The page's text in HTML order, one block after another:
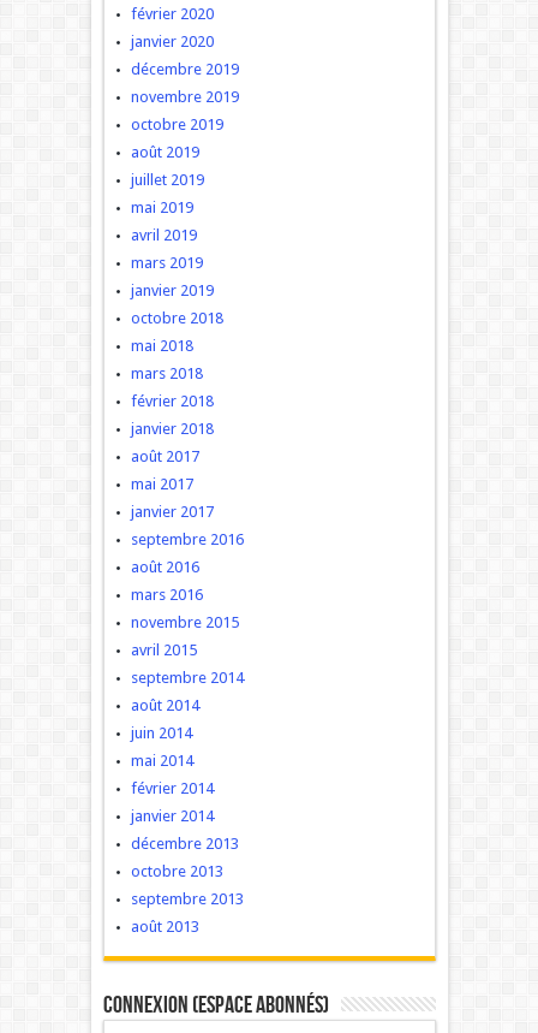
février 2020
janvier 2020
décembre 2019
novembre 2019
octobre 2019
août 2019
juillet 2019
mai 2019
avril 2019
mars 2019
janvier 2019
octobre 2018
mai 2018
mars 2018
février 2018
janvier 2018
août 2017
mai 2017
janvier 2017
septembre 2016
août 2016
mars 2016
novembre 2015
avril 2015
septembre 2014
août 2014
juin 2014
mai 2014
février 2014
janvier 2014
décembre 2013
octobre 2013
septembre 2013
août 2013
Connexion (Espace Abonnés)